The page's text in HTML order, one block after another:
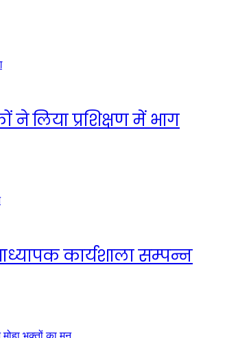
ने लिया प्रशिक्षण में भाग
कार्यशाला सम्पन्न